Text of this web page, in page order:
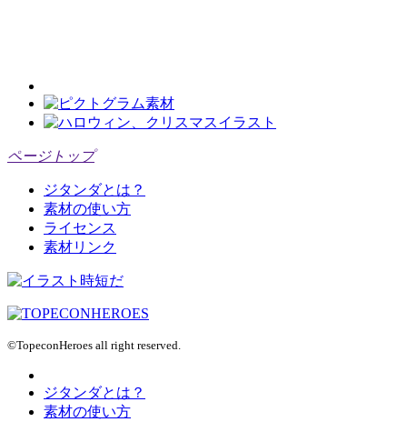
ページトップ
ジタンダとは？
素材の使い方
ライセンス
素材リンク
©TopeconHeroes all right reserved.
ジタンダとは？
素材の使い方